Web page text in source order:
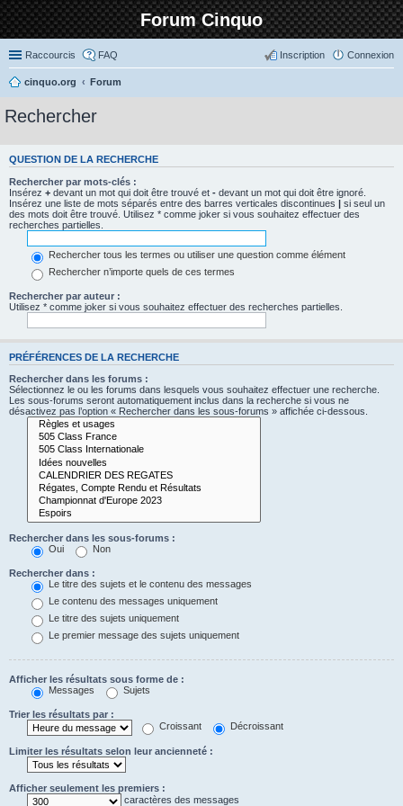
Forum Cinquo
Raccourcis FAQ Connexion
Inscription
cinquo.org Forum
Rechercher
QUESTION DE LA RECHERCHE
Rechercher par mots-clés :
Insérez + devant un mot qui doit être trouvé et - devant un mot qui doit être ignoré.
Insérez une liste de mots séparés entre des barres verticales discontinues | si seul un
des mots doit être trouvé. Utilisez * comme joker si vous souhaitez effectuer des
recherches partielles.
Rechercher tous les termes ou utiliser une question comme élément
Rechercher n’importe quels de ces termes
Rechercher par auteur :
Utilisez * comme joker si vous souhaitez effectuer des recherches partielles.
PRÉFÉRENCES DE LA RECHERCHE
Rechercher dans les forums :
Sélectionnez le ou les forums dans lesquels vous souhaitez effectuer une recherche.
Les sous-forums seront automatiquement inclus dans la recherche si vous ne
désactivez pas l’option « Rechercher dans les sous-forums » affichée ci-dessous.
Rechercher dans les sous-forums :
Oui
Non
Rechercher dans :
Le titre des sujets et le contenu des messages
Le contenu des messages uniquement
Le titre des sujets uniquement
Le premier message des sujets uniquement
Afficher les résultats sous forme de :
Messages
Sujets
Trier les résultats par :
Croissant
Décroissant
Limiter les résultats selon leur ancienneté :
Afficher seulement les premiers :
caractères des messages